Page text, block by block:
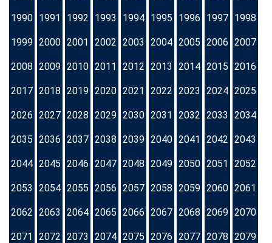
1990 1991 1992 1993 1994 1995 1996 1997 1998
1999 2000 2001 2002 2003 2004 2005 2006 2007
2008 2009 2010 2011 2012 2013 2014 2015 2016
2017 2018 2019 2020 2021 2022 2023 2024 2025
2026 2027 2028 2029 2030 2031 2032 2033 2034
2035 2036 2037 2038 2039 2040 2041 2042 2043
2044 2045 2046 2047 2048 2049 2050 2051 2052
2053 2054 2055 2056 2057 2058 2059 2060 2061
2062 2063 2064 2065 2066 2067 2068 2069 2070
2071 2072 2073 2074 2075 2076 2077 2078 2079